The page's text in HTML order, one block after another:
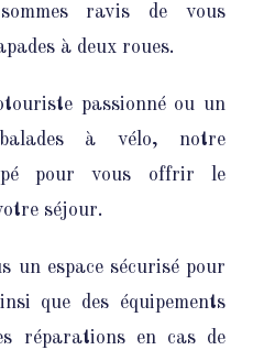
ravis de vous
à deux roues.
passionné ou un
à vélo, notre
pour vous offrir le
séjour.
un espace sécurisé pour
que des équipements
réparations en cas de